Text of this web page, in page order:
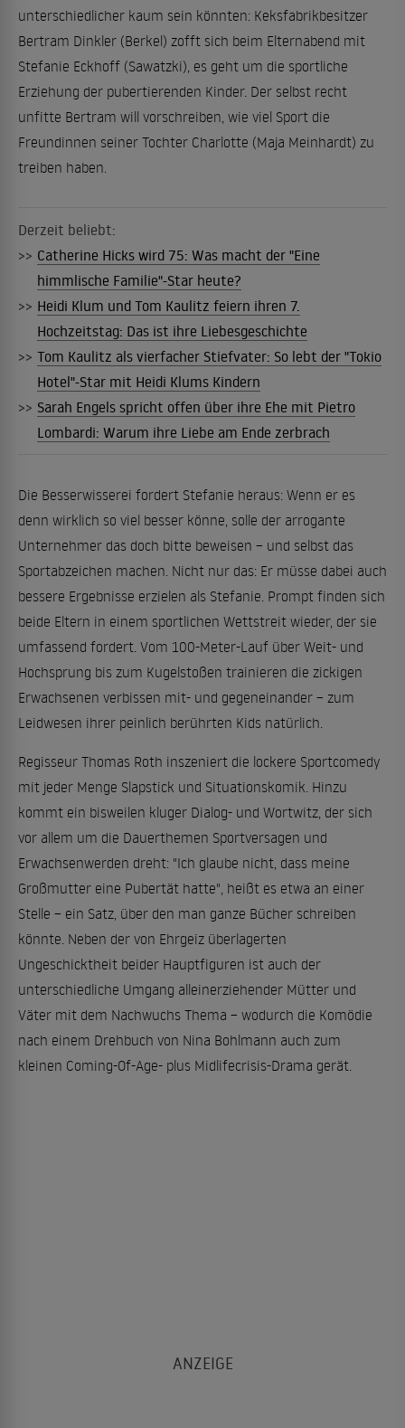
unterschiedlicher kaum sein könnten: Keksfabrikbesitzer
Bertram Dinkler (Berkel) zofft sich beim Elternabend mit
Stefanie Eckhoff (Sawatzki), es geht um die sportliche
Erziehung der pubertierenden Kinder. Der selbst recht
unfitte Bertram will vorschreiben, wie viel Sport die
Freundinnen seiner Tochter Charlotte (Maja Meinhardt) zu
treiben haben.
Derzeit beliebt:
>> Catherine Hicks wird 75: Was macht der "Eine
himmlische Familie"-Star heute?
>> Heidi Klum und Tom Kaulitz feiern ihren 7.
Hochzeitstag: Das ist ihre Liebesgeschichte
>> Tom Kaulitz als vierfacher Stiefvater: So lebt der "Tokio
Hotel"-Star mit Heidi Klums Kindern
>> Sarah Engels spricht offen über ihre Ehe mit Pietro
Lombardi: Warum ihre Liebe am Ende zerbrach
Die Besserwisserei fordert Stefanie heraus: Wenn er es
denn wirklich so viel besser könne, solle der arrogante
Unternehmer das doch bitte beweisen – und selbst das
Sportabzeichen machen. Nicht nur das: Er müsse dabei auch
bessere Ergebnisse erzielen als Stefanie. Prompt finden sich
beide Eltern in einem sportlichen Wettstreit wieder, der sie
umfassend fordert. Vom 100-Meter-Lauf über Weit- und
Hochsprung bis zum Kugelstoßen trainieren die zickigen
Erwachsenen verbissen mit- und gegeneinander – zum
Leidwesen ihrer peinlich berührten Kids natürlich.
Regisseur Thomas Roth inszeniert die lockere Sportcomedy
mit jeder Menge Slapstick und Situationskomik. Hinzu
kommt ein bisweilen kluger Dialog- und Wortwitz, der sich
vor allem um die Dauerthemen Sportversagen und
Erwachsenwerden dreht: "Ich glaube nicht, dass meine
Großmutter eine Pubertät hatte", heißt es etwa an einer
Stelle – ein Satz, über den man ganze Bücher schreiben
könnte. Neben der von Ehrgeiz überlagerten
Ungeschicktheit beider Hauptfiguren ist auch der
unterschiedliche Umgang alleinerziehender Mütter und
Väter mit dem Nachwuchs Thema – wodurch die Komödie
nach einem Drehbuch von Nina Bohlmann auch zum
kleinen Coming-Of-Age- plus Midlifecrisis-Drama gerät.